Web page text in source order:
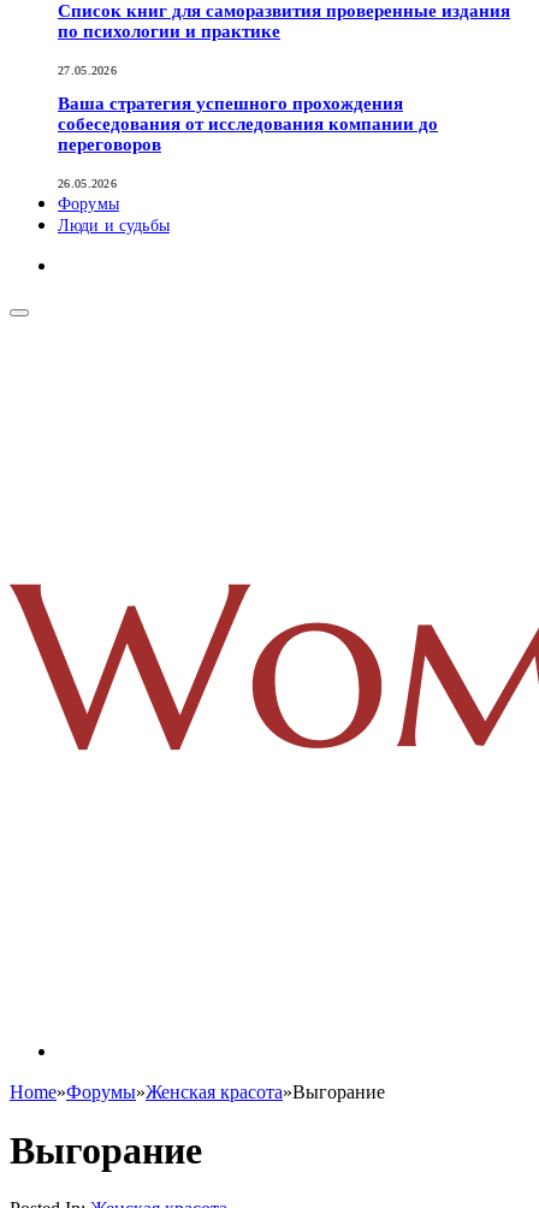
Список книг для саморазвития проверенные издания
по психологии и практике
27.05.2026
Ваша стратегия успешного прохождения
собеседования от исследования компании до
переговоров
26.05.2026
Форумы
Люди и судьбы
Home»Форумы»Женская красота»Выгорание
Выгорание